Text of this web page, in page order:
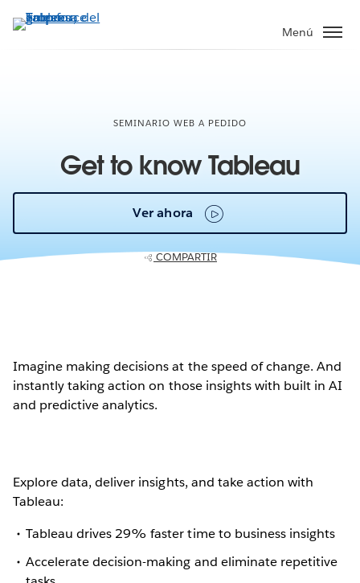
Menú
SEMINARIO WEB A PEDIDO
Get to know Tableau
Ver ahora
COMPARTIR
Imagine making decisions at the speed of change. And
instantly taking action on those insights with built in AI
and predictive analytics.
Explore data, deliver insights, and take action with
Tableau:
Tableau drives 29% faster time to business insights
Accelerate decision-making and eliminate repetitive